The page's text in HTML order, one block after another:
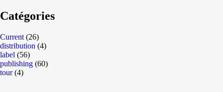
Catégories
Current (26)
distribution (4)
label (56)
publishing (60)
tour(4)